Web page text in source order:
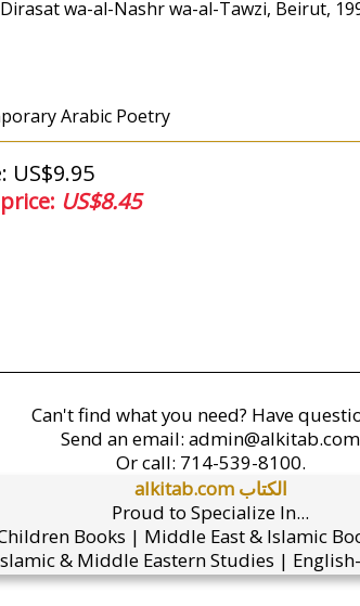
wa-al-Nashr wa-al-Tawzi, Beirut,
Arabic Poetry
US$9.95
US$8.45
Can't find what you need? Have
Send an email: admin@alkitab.com
Or call: 714-539-8100.
alkitab.com الكتاب
Proud to Specialize In...
Books | Middle East & Islamic
& Middle Eastern Studies |